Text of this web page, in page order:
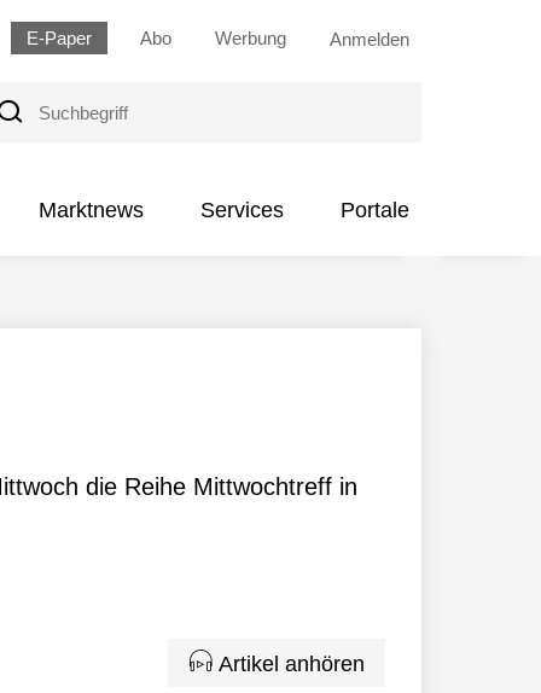
E-Paper Abo Werbung Anmelden
Marktnews Services Portale
die Reihe Mittwochtreff in
Artikel anhören